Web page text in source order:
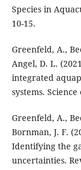
Species in
10-15.
Greenfeld, A.,
Angel, D. L.
integrated
systems.
Greenfeld, A.,
Bornman, J. F.
Identifying the
uncertainties.